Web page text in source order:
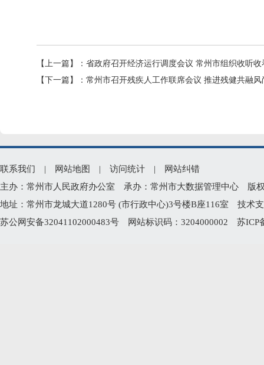
【上一篇】： 省政府召开经济运行调度会议 常州市组织收听收
【下一篇】： 常州市召开残疾人工作联席会议 推进残健共融风
联系我们 | 网站地图 | 访问统计 |
网站纠错
主办：常州市人民政府办公室 承办：常州市大数据管理中心 版
地址：常州市龙城大道1280号 (市行政中心)3号楼B座116室 技术
苏公网安备32041102000483号 网站标识码：3204000002 苏ICP